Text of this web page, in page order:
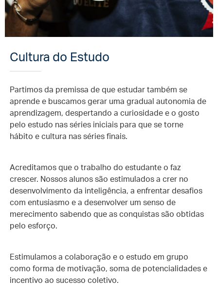
Cultura do Estudo
Partimos da premissa de que estudar também se
aprende e buscamos gerar uma gradual autonomia de
aprendizagem, despertando a curiosidade e o gosto
pelo estudo nas séries iniciais para que se torne
hábito e cultura nas séries finais.
Acreditamos que o trabalho do estudante o faz
crescer. Nossos alunos são estimulados a crer no
desenvolvimento da inteligência, a enfrentar desafios
com entusiasmo e a desenvolver um senso de
merecimento sabendo que as conquistas são obtidas
pelo esforço.
Estimulamos a colaboração e o estudo em grupo
como forma de motivação, soma de potencialidades e
incentivo ao sucesso coletivo.